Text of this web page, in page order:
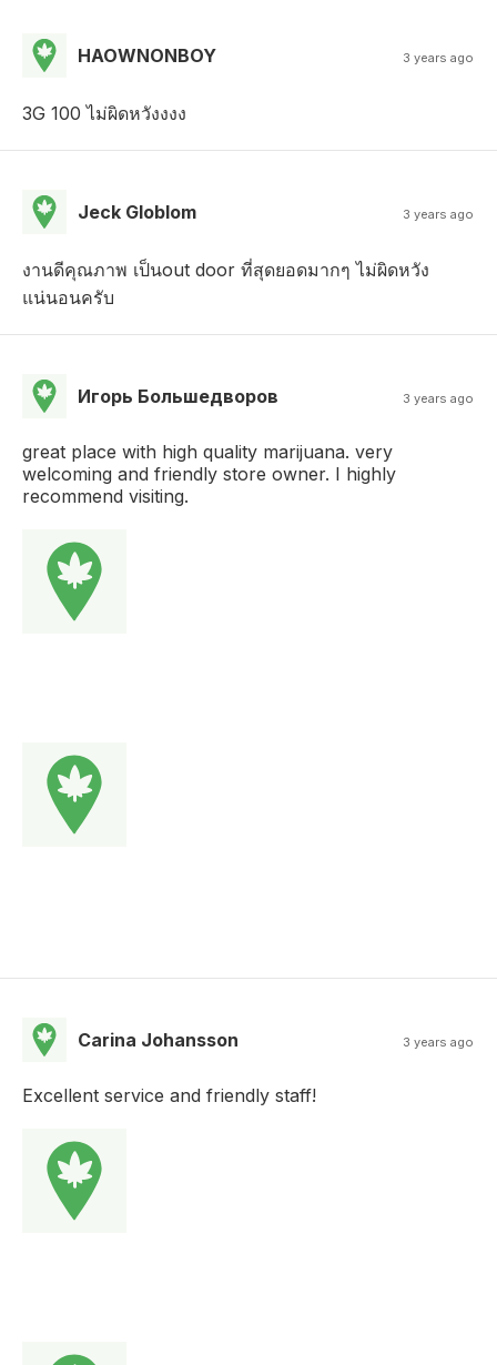
HAOWNONBOY 3 years ago
3G 100 ไม่ผิดหวังงงง
Jeck Globlom 3 years ago
งานดีคุณภาพ เป็นout door ที่สุดยอดมากๆ ไม่ผิดหวัง
แน่นอนครับ
Игорь Большедворов 3 years ago
great place with high quality marijuana. very
welcoming and friendly store owner. I highly
recommend visiting.
Carina Johansson 3 years ago
Excellent service and friendly staff!